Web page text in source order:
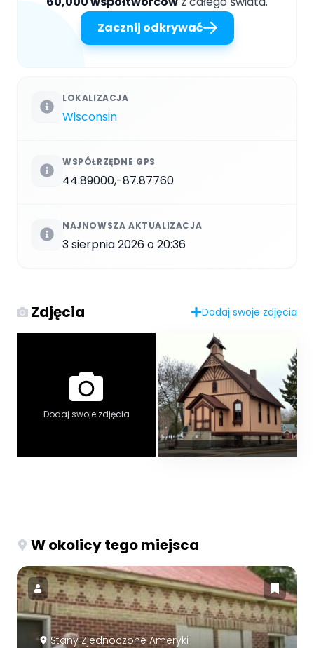
Zacznij odkrywać
LOKALIZACJA
Wisconsin
WSPÓŁRZĘDNE GPS
44.89000,-87.87760
NAJNOWSZA AKTUALIZACJA
3 sierpnia 2026 o 20:36
Zdjęcia Dodaj swoje zdjęcia
Dodaj swoje zdjęcia
W okolicy tego miejsca
Stany Zjednoczone Ameryki